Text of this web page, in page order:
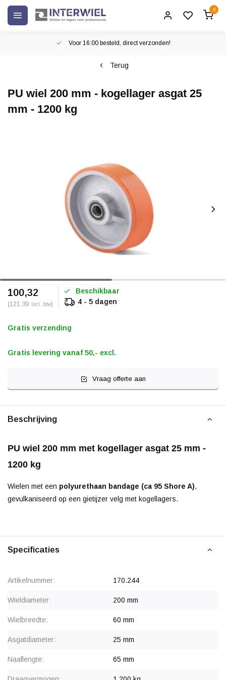
0
Voor 16:00 besteld, direct verzonden!
Terug
PU wiel 200 mm - kogellager asgat 25
mm - 1200 kg
100,32
(121,39 Incl. btw)
Beschikbaar
4 - 5 dagen
Gratis verzending
Gratis levering vanaf 50,- excl.
Vraag offerte aan
Beschrijving
PU wiel 200 mm met kogellager asgat 25 mm -
1200 kg
Wielen met een polyurethaan bandage (ca 95 Shore A),
gevulkaniseerd op een gietijzer velg met kogellagers.
Specificaties
Artikelnummer: 170.244
Wieldiameter: 200 mm
Wielbreedte: 60 mm
Asgatdiameter: 25 mm
Naaflengte: 65 mm